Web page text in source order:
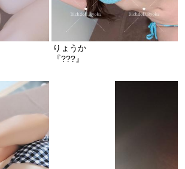
りょうか
『???』